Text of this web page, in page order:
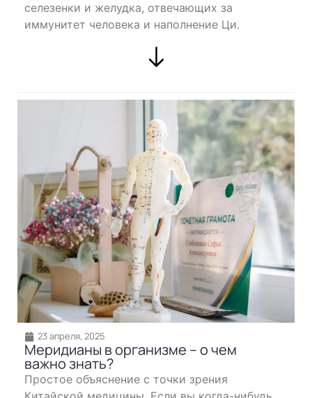
селезенки и желудка, отвечающих за
иммунитет человека и наполнение Ци.
23 апреля, 2025
Меридианы в организме – о чем
важно знать?
Простое объяснение с точки зрения